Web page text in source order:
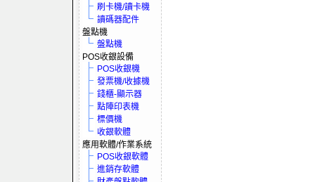
刷卡機/讀卡機
讀碼器配件
盤點機
盤點機
POS收銀設備
POS收銀機
發票機/收據機
錢櫃-顯示器
點陣印表機
標價機
收銀軟體
應用軟體/作業系統
POS收銀軟體
進銷存軟體